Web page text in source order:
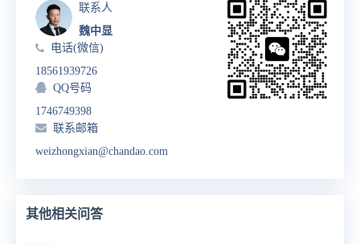
联系人
魏中显
电话(微信)
18561939726
QQ号码
1746749398
联系邮箱
weizhongxian@chandao.com
其他相关问答